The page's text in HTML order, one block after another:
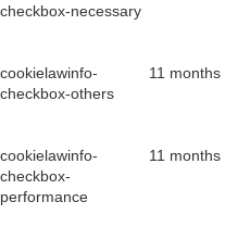
checkbox-necessary
cookielawinfo-
checkbox-others
11 months
cookielawinfo-
checkbox-
performance
11 months